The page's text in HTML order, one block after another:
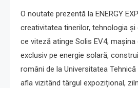
O noutate prezentă la ENERGY
creativitatea tinerilor, tehnologia și
ce viteză atinge Solis EV4,
exclusiv pe energie solară,
români de la Universitatea
afla vizitând târgul expozițional,